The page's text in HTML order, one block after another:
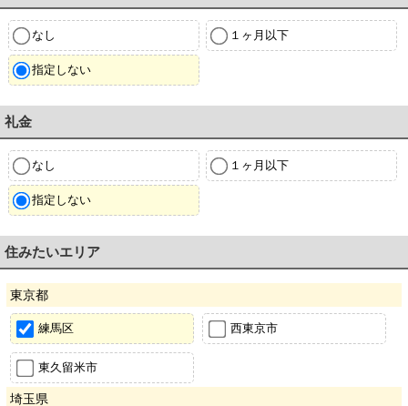
なし １ヶ月以下
指定しない
礼金
なし １ヶ月以下
指定しない
住みたいエリア
東京都
練馬区 西東京市
東久留米市
埼玉県